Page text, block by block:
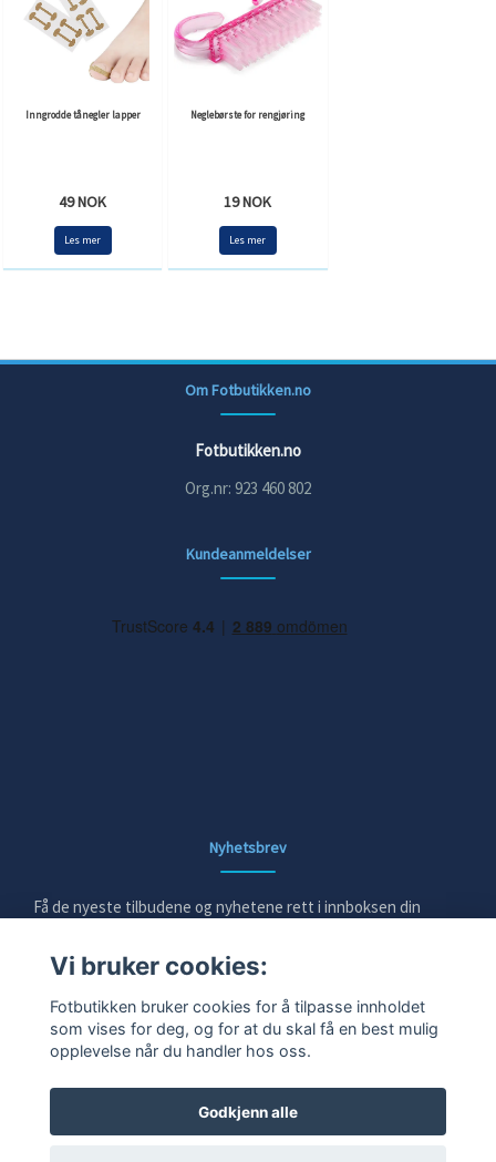
Inngrodde tånegler lapper
49 NOK
Les mer
Neglebørste for rengjøring
19 NOK
Les mer
Om Fotbutikken.no
Fotbutikken.no
Org.nr: 923 460 802
Kundeanmeldelser
Nyhetsbrev
Få de nyeste tilbudene og nyhetene rett i innboksen din
E-post
Ja takk!
Vi bruker cookies:
Fotbutikken bruker cookies for å tilpasse innholdet
som vises for deg, og for at du skal få en best mulig
opplevelse når du handler hos oss.
Godkjenn alle